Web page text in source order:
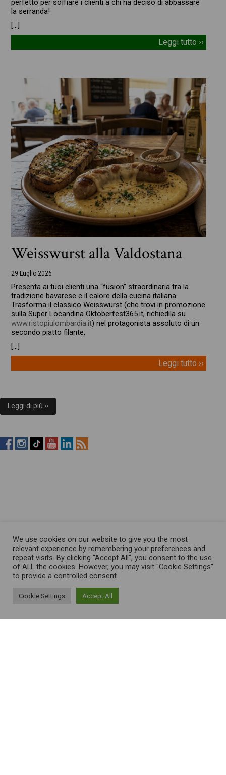
perfetto per soffiare i clienti a chi ha deciso di abbassare
la serranda!
[…]
Leggi tutto ››
Weisswurst alla Valdostana
29 Luglio 2026
Presenta ai tuoi clienti una “fusion” straordinaria tra la
tradizione bavarese e il calore della cucina italiana.
Trasforma il classico Weisswurst (che trovi in promozione
sulla Super Locandina Oktoberfest365.it, richiedila su
www.ristopiulombardia.it) nel protagonista assoluto di un
secondo piatto filante,
[…]
Leggi tutto ››
Leggi di più ››
RistopiùNews
RistopiùNews
RistopiùNews
RistopiùNews
RistopiùNews
RSS
We use cookies on our website to give you the most
relevant experience by remembering your preferences and
repeat visits. By clicking “Accept All”, you consent to the use
of ALL the cookies. However, you may visit "Cookie Settings"
to provide a controlled consent.
Cookie Settings Accept All